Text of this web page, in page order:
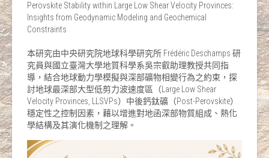
Perovskite Stability within Large Low Shear Velocity Provinces:
Insights from Geodynamic Modeling and Geochemical
Constraints
本研究由中央研究院地球科學研究所 Frédéric Deschamps 研
究員與國立臺灣大學地質科學系吳宗叡助理教授共同指
導，結合地球動力學模擬與深部礦物相變行為之約束，探
討地球最深部大型低剪力波速度區（Large Low Shear
Velocity Provinces, LLSVPs）中後鈣鈦礦（Post-Perovskite）
穩定性之控制因素，藉以增進對地函深部物質組成、熱化
學結構及其演化機制之理解。